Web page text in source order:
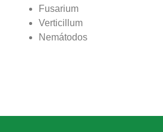
Fusarium
Verticillum
Nemátodos